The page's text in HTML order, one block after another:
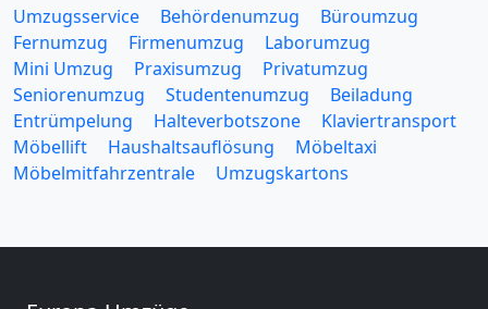
Umzugsservice Behördenumzug
Büroumzug
Fernumzug
Firmenumzug
Laborumzug
Mini Umzug
Praxisumzug
Privatumzug
Seniorenumzug
Studentenumzug
Beiladung
Entrümpelung
Halteverbotszone
Klaviertransport
Möbellift
Haushaltsauflösung
Möbeltaxi
Möbelmitfahrzentrale
Umzugskartons